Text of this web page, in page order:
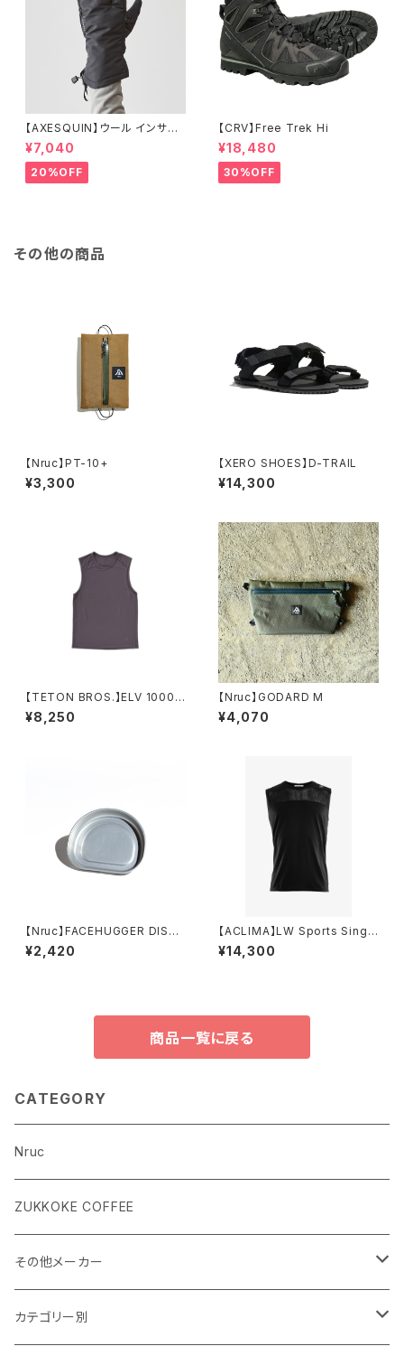
【AXESQUIN】ウール インサレ
ーション トリガー ミトン
¥7,040
20%OFF
【CRV】Free Trek Hi
¥18,480
30%OFF
その他の商品
【Nruc】PT-10+
¥3,300
【XERO SHOES】D-TRAIL
¥14,300
【TETON BROS.】ELV 1000
Non Sleeve
¥8,250
【Nruc】GODARD M
¥4,070
【Nruc】FACEHUGGER DISH /
Silver
¥2,420
【ACLIMA】LW Sports Singl
et (メンズ)
¥14,300
商品一覧に戻る
CATEGORY
Nruc
ZUKKOKE COFFEE
その他メーカー
ACLIMA
カテゴリー別